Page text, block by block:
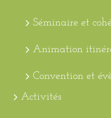
Séminaire et
Animation
Convention et
Activités